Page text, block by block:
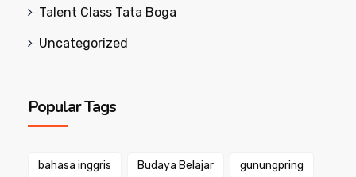
Talent Class Tata Boga
Uncategorized
Popular Tags
bahasa inggris Budaya Belajar gunungpring